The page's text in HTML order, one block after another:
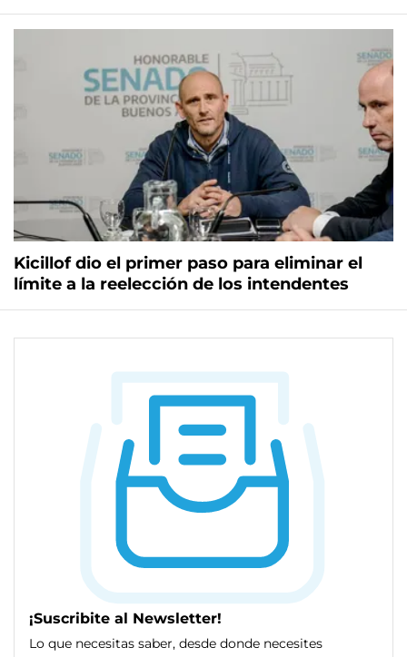
Kicillof dio el primer paso para eliminar el
límite a la reelección de los intendentes
¡Suscribite al Newsletter!
Lo que necesitas saber, desde donde necesites